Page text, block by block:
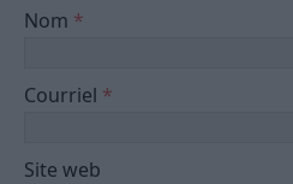
Nom *
Courriel *
Site web